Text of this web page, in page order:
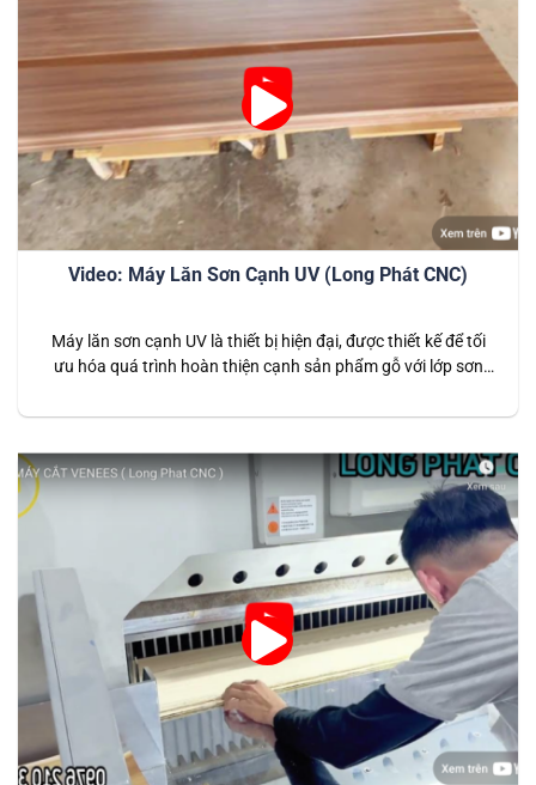
Video: Máy Lăn Sơn Cạnh UV (Long Phát CNC)
Máy lăn sơn cạnh UV là thiết bị hiện đại, được thiết kế để tối
ưu hóa quá trình hoàn thiện cạnh sản phẩm gỗ với lớp sơn
xuất nội thất, giúp tạo ra các sản phẩm có độ bóng đẹp, độ…